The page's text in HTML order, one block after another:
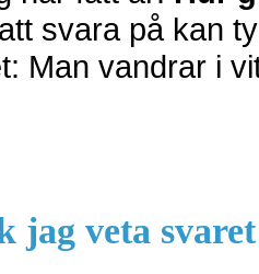
svara på kan
Man vandrar i
jag veta